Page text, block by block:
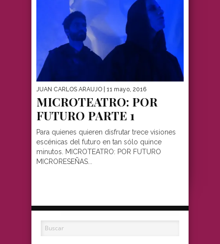
JUAN CARLOS ARAUJO | 11 mayo, 2016
MICROTEATRO: POR
FUTURO PARTE 1
Para quienes quieren disfrutar trece visiones
escénicas del futuro en tan sólo quince
minutos. MICROTEATRO: POR FUTURO
MICRORESEÑAS...